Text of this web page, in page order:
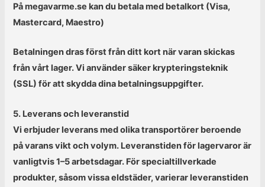
På megavarme.se kan du betala med betalkort (Visa,
Mastercard, Maestro)
Betalningen dras först från ditt kort när varan skickas
från vårt lager. Vi använder säker krypteringsteknik
(SSL) för att skydda dina betalningsuppgifter.
5. Leverans och leveranstid
Vi erbjuder leverans med olika transportörer beroende
på varans vikt och volym. Leveranstiden för lagervaror är
vanligtvis 1–5 arbetsdagar. För specialtillverkade
produkter, såsom vissa eldstäder, varierar leveranstiden